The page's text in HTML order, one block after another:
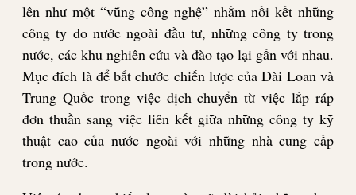
lên như một “vũng công nghệ” nhằm nối kết những
công ty do nước ngoài đầu tư, những công ty trong
nước, các khu nghiên cứu và đào tạo lại gần với nhau.
Mục đích là để bắt chước chiến lược của Đài Loan và
Trung Quốc trong việc dịch chuyển từ việc lắp ráp
đơn thuần sang việc liên kết giữa những công ty kỹ
thuật cao của nước ngoài với những nhà cung cấp
trong nước.